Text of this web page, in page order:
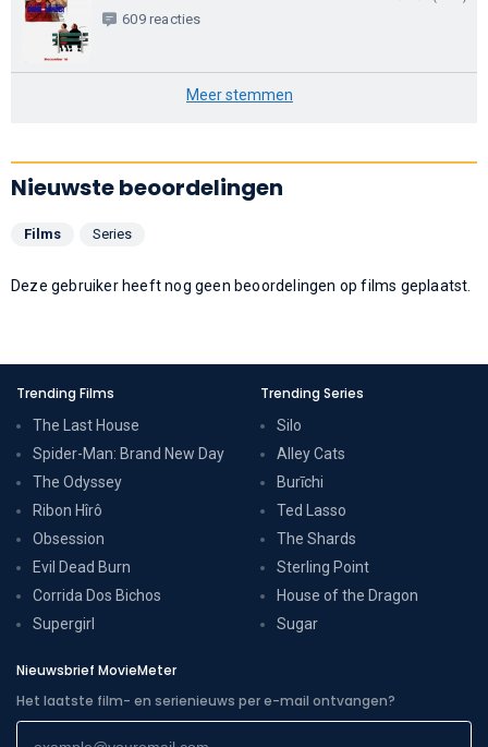
609 reacties
Meer stemmen
Nieuwste beoordelingen
Films Series
Deze gebruiker heeft nog geen beoordelingen op films geplaatst.
Trending Films
The Last House
Spider-Man: Brand New Day
The Odyssey
Ribon Hîrô
Obsession
Evil Dead Burn
Corrida Dos Bichos
Supergirl
Trending Series
Silo
Alley Cats
Burīchi
Ted Lasso
The Shards
Sterling Point
House of the Dragon
Sugar
Nieuwsbrief MovieMeter
Het laatste film- en serienieuws per e-mail ontvangen?